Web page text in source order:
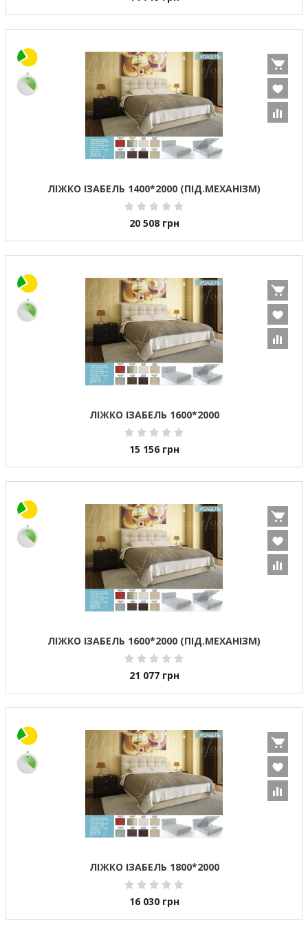
ЛІЖКО ІЗАБЕЛЬ 1400*2000 (ПІД.МЕХАНІЗМ)
20 508 грн
ЛІЖКО ІЗАБЕЛЬ 1600*2000
15 156 грн
ЛІЖКО ІЗАБЕЛЬ 1600*2000 (ПІД.МЕХАНІЗМ)
21 077 грн
ЛІЖКО ІЗАБЕЛЬ 1800*2000
16 030 грн